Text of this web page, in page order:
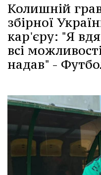
Колишній
збірної
кар'єру: "Я
всі
надав" -